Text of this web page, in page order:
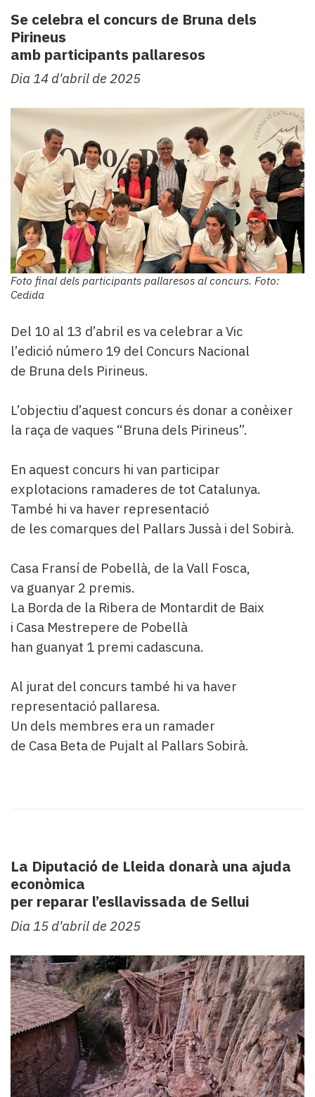
Se celebra el concurs de Bruna dels
Pirineus
amb participants pallaresos
Dia 14 d'abril de 2025
Foto final dels participants pallaresos al concurs. Foto:
Cedida
Del 10 al 13 d’abril es va celebrar a Vic
l’edició número 19 del Concurs Nacional
de Bruna dels Pirineus.
L’objectiu d’aquest concurs és donar a conèixer
la raça de vaques “Bruna dels Pirineus”.
En aquest concurs hi van participar
explotacions ramaderes de tot Catalunya.
També hi va haver representació
de les comarques del Pallars Jussà i del Sobirà.
Casa Fransí de Pobellà, de la Vall Fosca,
va guanyar 2 premis.
La Borda de la Ribera de Montardit de Baix
i Casa Mestrepere de Pobellà
han guanyat 1 premi cadascuna.
Al jurat del concurs també hi va haver
representació pallaresa.
Un dels membres era un ramader
de Casa Beta de Pujalt al Pallars Sobirà.
La Diputació de Lleida donarà una ajuda
econòmica
per reparar l’esllavissada de Sellui
Dia 15 d'abril de 2025